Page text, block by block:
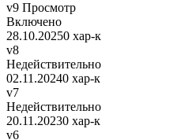
v9 Просмотр
Включено
28.10.20250 хар-к
v8
Недействительно
02.11.20240 хар-к
v7
Недействительно
20.11.20230 хар-к
v6